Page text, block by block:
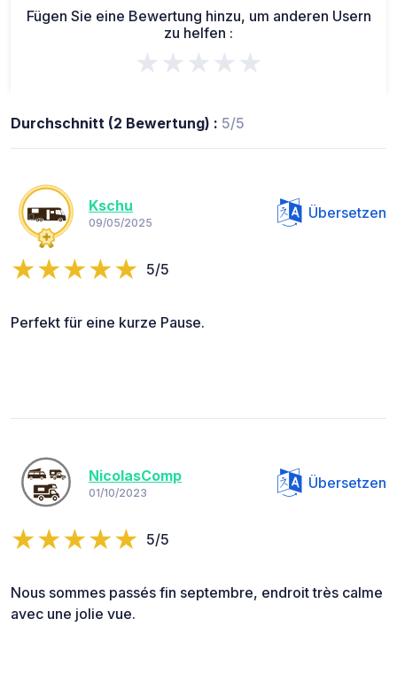
Fügen Sie eine Bewertung hinzu, um anderen Usern
zu helfen :
★★★★★
Durchschnitt (2 Bewertung) : 5/5
Kschu
09/05/2025
Übersetzen
5/5
Perfekt für eine kurze Pause.
NicolasComp
01/10/2023
Übersetzen
5/5
Nous sommes passés fin septembre, endroit très calme
avec une jolie vue.